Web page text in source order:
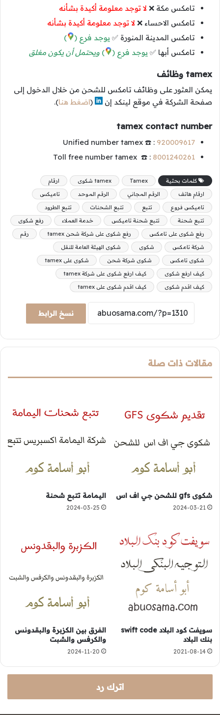
تامكس مكة ❌ لا توجد معلومة أكيدة بشأنه
تامكس الاحساء ❌ لا توجد معلومة أكيدة بشأنه
تامكس المدينة المنورة ✅ يوجد فرع (
)
تامكس أبها ✅ يوجد فرع ( ) ويحتمل أن يكون مغلق
tamex وظائف
يمكن العثور على وظائف تامكس للشحن من خلال الدخول إلى
صفحة الشركة في موقع لينكد إن
(اضغط هنا).
tamex contact number
Unified number tamex ☎️ : 920009617
Toll free number tamex ☎️ : 8001240261
كلمات بحثية Tamex tamex شكوى
ارقام
ارقام هاتف
الرقم المجاني الرقم الموحد
تاميكس
تاميكس فروع
تتبع تتبع الشحنات
تتبع الطرود
تتبع شحنة
تتبع شحنة تاميكس خدمة العملاء
رفع شكوى
رفع شكوى على تامكس
رفع شكوى على شركة شحن tamex
رقم
شركة تامكس
شكوى
شكوى الهيئة العامة للنقل
شكوى تامكس
شكوى شركة شحن
شكوى على tamex
كيف ارفع شكوى
كيف ارفع شكوى على شركة tamex
كيف اقدم شكوى
كيف اقدم شكوى على tamex
نسخ الرابط
مقالات ذات صلة
شكوى gfs للشحن جي اف اس
2024-03-21
اليمامة‭ ‬تتبع شحنة
2024-03-25
سويفت كود البلاد swift code
بنك البلاد
2021-08-14
الفرق بين الكزبرة والبقدونس
والكرفس والشبت
2024-11-20
اترك رد